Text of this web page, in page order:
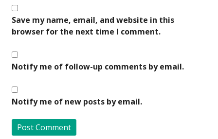
Save my name, email, and website in this
browser for the next time I comment.
Notify me of follow-up comments by email.
Notify me of new posts by email.